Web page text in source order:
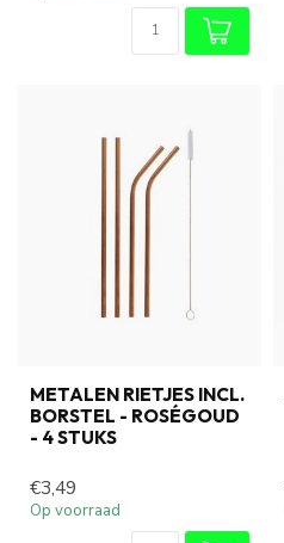
METALEN RIETJES INCL.
BORSTEL - ROSÉGOUD
- 4 STUKS
€3,49
Op voorraad